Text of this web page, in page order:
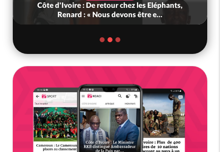
Côte d'Ivoire : De retour chez les Eléphants,
Renard : « Nous devons être e...